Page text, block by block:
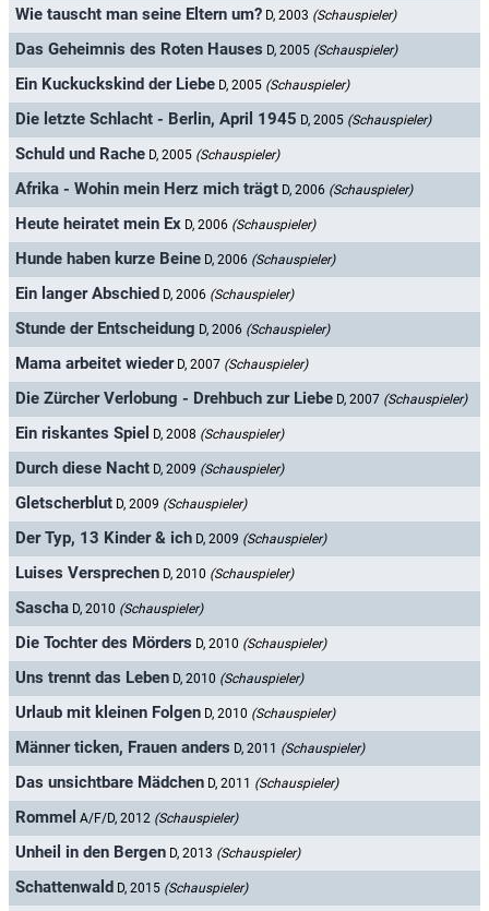
Wie tauscht man seine Eltern um? D, 2003 (Schauspieler)
Das Geheimnis des Roten Hauses D, 2005 (Schauspieler)
Ein Kuckuckskind der Liebe D, 2005 (Schauspieler)
Die letzte Schlacht - Berlin, April 1945 D, 2005 (Schauspieler)
Schuld und Rache D, 2005 (Schauspieler)
Afrika - Wohin mein Herz mich trägt D, 2006 (Schauspieler)
Heute heiratet mein Ex D, 2006 (Schauspieler)
Hunde haben kurze Beine D, 2006 (Schauspieler)
Ein langer Abschied D, 2006 (Schauspieler)
Stunde der Entscheidung D, 2006 (Schauspieler)
Mama arbeitet wieder D, 2007 (Schauspieler)
Die Zürcher Verlobung - Drehbuch zur Liebe D, 2007 (Schauspieler)
Ein riskantes Spiel D, 2008 (Schauspieler)
Durch diese Nacht D, 2009 (Schauspieler)
Gletscherblut D, 2009 (Schauspieler)
Der Typ, 13 Kinder & ich D, 2009 (Schauspieler)
Luises Versprechen D, 2010 (Schauspieler)
Sascha D, 2010 (Schauspieler)
Die Tochter des Mörders D, 2010 (Schauspieler)
Uns trennt das Leben D, 2010 (Schauspieler)
Urlaub mit kleinen Folgen D, 2010 (Schauspieler)
Männer ticken, Frauen anders D, 2011 (Schauspieler)
Das unsichtbare Mädchen D, 2011 (Schauspieler)
Rommel A/F/D, 2012 (Schauspieler)
Unheil in den Bergen D, 2013 (Schauspieler)
Schattenwald D, 2015 (Schauspieler)